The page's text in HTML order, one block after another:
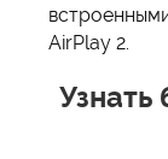
AirPlay 2.
Узнать